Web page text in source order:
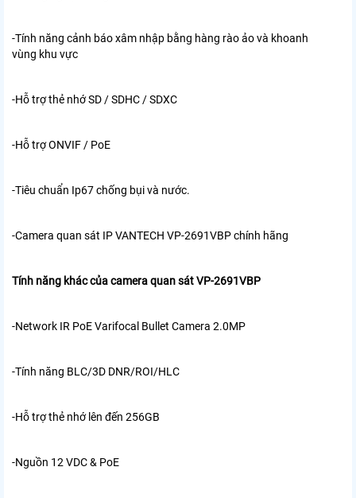
-Tính năng cảnh báo xâm nhập bằng hàng rào ảo và khoanh
vùng khu vực
-Hỗ trợ thẻ nhớ SD / SDHC / SDXC
-Hỗ trợ ONVIF / PoE
-Tiêu chuẩn Ip67 chống bụi và nước.
-Camera quan sát IP VANTECH VP-2691VBP chính hãng
Tính năng khác của camera quan sát VP-2691VBP
-Network IR PoE Varifocal Bullet Camera 2.0MP
-Tính năng BLC/3D DNR/ROI/HLC
-Hỗ trợ thẻ nhớ lên đến 256GB
-Nguồn 12 VDC & PoE